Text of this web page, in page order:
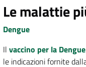
Le malattie
Dengue
Il vaccino per la Dengue
le indicazioni fornite